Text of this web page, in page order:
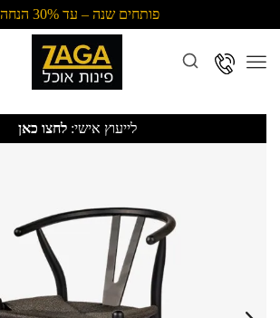
פותחים שנה – עד 30% הנחה!
Menu
לייעוץ אישי:לחצו כאן